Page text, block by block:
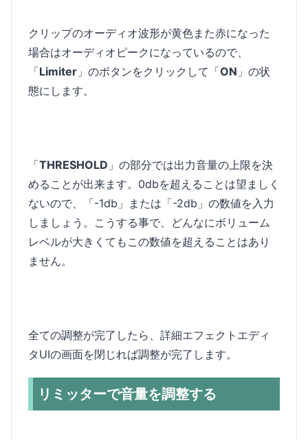
クリップのオーディオ波形が黄色また赤になった
場合はオーディオピークになっているので、
「Limiter 」のボタンをクリックして「ON 」の状
態にします。
「THRESHOLD 」の部分では出力音量の上限を決
めることが出来ます。0dbを超えることは望ましく
ないので、「-1db」または「-2db」の数値を入力
しましょう。こうする事で、どんなにボリューム
レベルが大きくてもこの数値を超えることはあり
ません。
全ての調整が完了したら、詳細エフェクトエディ
タUIの画面を閉じれば調整が完了します。
リミッターで音量を調整する